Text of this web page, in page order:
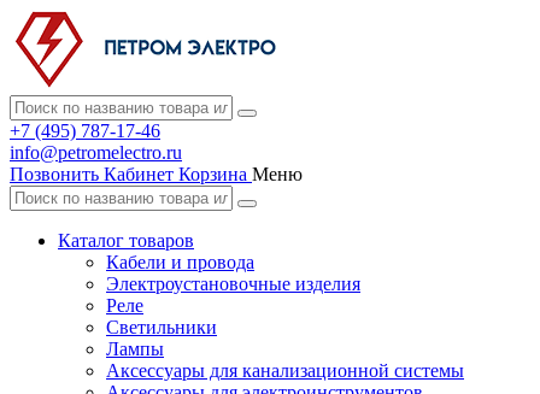
+7 (495) 787-17-46
info@petromelectro.ru
Позвонить Кабинет Корзина Меню
Каталог товаров
Кабели и провода
Электроустановочные изделия
Реле
Светильники
Лампы
Аксессуары для канализационной системы